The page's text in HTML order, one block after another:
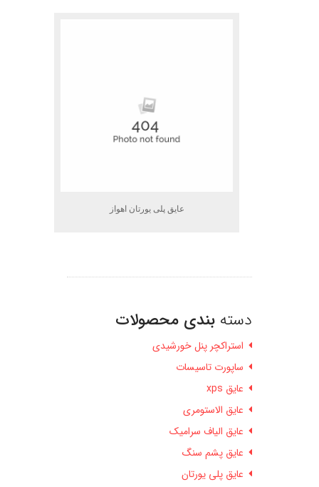
عایق پلی یورتان اهواز
دسته بندی محصولات
استراکچر پنل خورشیدی
ساپورت تاسیسات
عایق xps
عایق الاستومری
عایق الیاف سرامیک
عایق پشم سنگ
عایق پلی یورتان